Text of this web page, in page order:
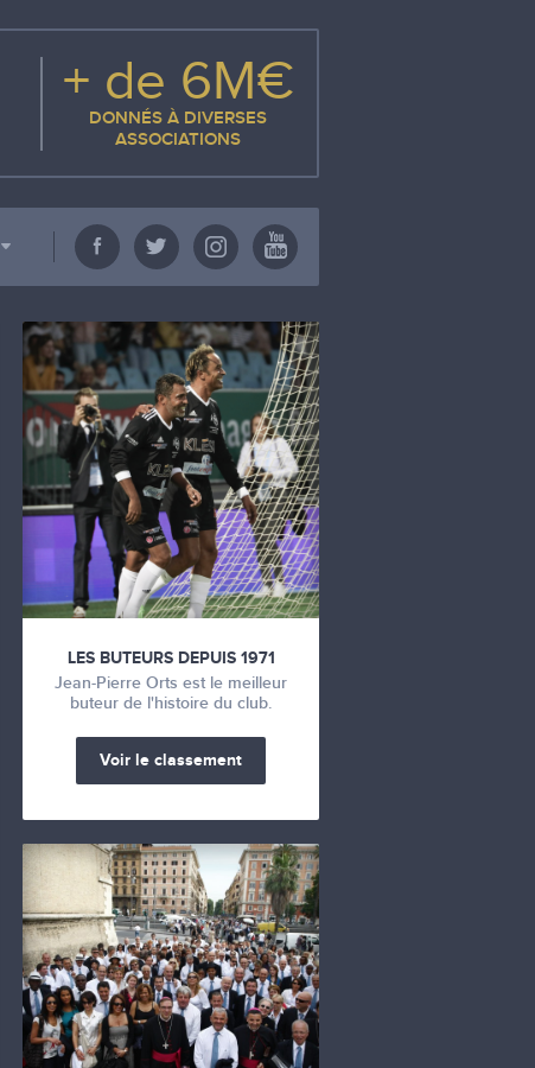
+ de 6M€
DONNÉS À DIVERSES
ASSOCIATIONS
LES BUTEURS DEPUIS 1971
Jean-Pierre Orts est le meilleur
buteur de l'histoire du club.
Voir le classement